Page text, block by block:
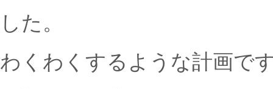
した。
わくわくするような計画で